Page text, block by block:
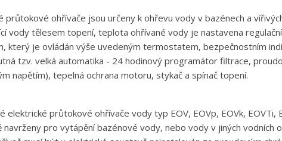
průtokové ohřívače jsou určeny k ohřevu vody v bazénech a
vody tělesem topení, teplota ohřívané vody je nastavena
který je ovládán výše uvedeným termostatem, bezpečnostním
tzv. velká automatika - 24 hodinový programátor filtrace,
napětím), tepelná ochrana motoru, stykač a spínač topení.
elektrické průtokové ohřívače vody typ EOV, EOVp, EOVk, EOVTi,
navrženy pro vytápění bazénové vody, nebo vody v jiných vodních